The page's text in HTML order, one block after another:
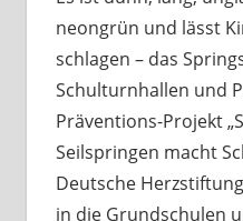
neongrün und lässt
schlagen – das
Schulturnhallen und
Präventions-Projekt
Seilspringen macht
Deutsche
in die Grundschulen